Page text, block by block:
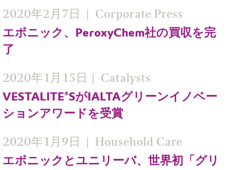
2020年2月7日
エボニック、PeroxyChem社の買収を完
了
Corporate Press
2020年1月15日
VESTALITE®SがIALTAグリーンイノベー
ションアワードを受賞
Catalysts
2020年1月9日
エボニックとユニリーバ、世界初「グリ
Household Care